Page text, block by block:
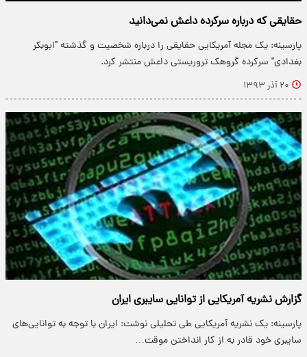
حقایقی که درباره سرکرده داعش نمی‌دانید
پارسینه: یک مجله آمریکایی حقایقی را درباره شخصیت و گذشته "ابوبکر
بغدادی" سرکرده گروهک تروریستی داعش منتشر کرد.
۲۰ آذر ۱۳۹۳
گزارش نشریه آمریکایی از توانایی سایبری ایران
پارسینه: یک نشریه آمریکایی طی تحلیلی نوشت: ایران با توجه به توانایی‌های
سایبری خود قادر به از کار انداختن موقت…